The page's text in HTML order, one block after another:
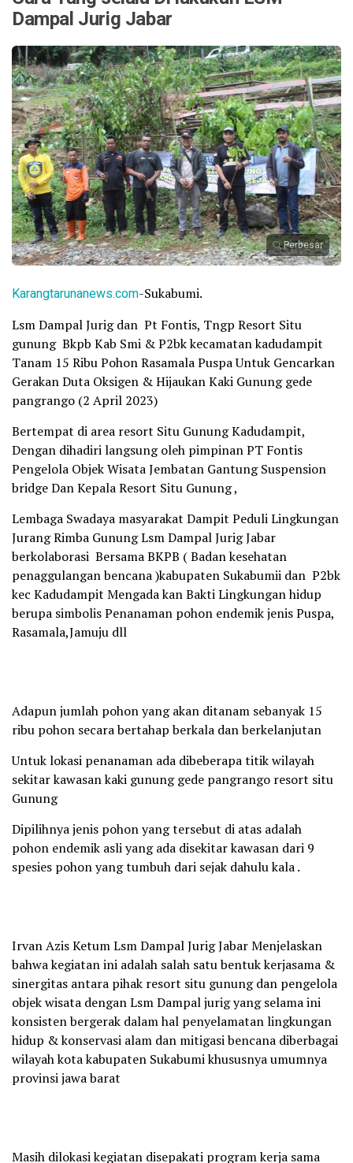
Dampal Jurig Jabar
Perbesar
Karangtarunanews.com-Sukabumi.
Lsm Dampal Jurig dan Pt Fontis, Tngp Resort Situ
gunung Bkpb Kab Smi & P2bk kecamatan kadudampit
Tanam 15 Ribu Pohon Rasamala Puspa Untuk Gencarkan
Gerakan Duta Oksigen & Hijaukan Kaki Gunung gede
pangrango (2 April 2023)
Bertempat di area resort Situ Gunung Kadudampit,
Dengan dihadiri langsung oleh pimpinan PT Fontis
Pengelola Objek Wisata Jembatan Gantung Suspension
bridge Dan Kepala Resort Situ Gunung ,
Lembaga Swadaya masyarakat Dampit Peduli Lingkungan
Jurang Rimba Gunung Lsm Dampal Jurig Jabar
berkolaborasi Bersama BKPB ( Badan kesehatan
penaggulangan bencana )kabupaten Sukabumii dan P2bk
kec Kadudampit Mengada kan Bakti Lingkungan hidup
berupa simbolis Penanaman pohon endemik jenis Puspa,
Rasamala,Jamuju dll
Adapun jumlah pohon yang akan ditanam sebanyak 15
ribu pohon secara bertahap berkala dan berkelanjutan
Untuk lokasi penanaman ada dibeberapa titik wilayah
sekitar kawasan kaki gunung gede pangrango resort situ
Gunung
Dipilihnya jenis pohon yang tersebut di atas adalah
pohon endemik asli yang ada disekitar kawasan dari 9
spesies pohon yang tumbuh dari sejak dahulu kala .
Irvan Azis Ketum Lsm Dampal Jurig Jabar Menjelaskan
bahwa kegiatan ini adalah salah satu bentuk kerjasama &
sinergitas antara pihak resort situ gunung dan pengelola
objek wisata dengan Lsm Dampal jurig yang selama ini
konsisten bergerak dalam hal penyelamatan lingkungan
hidup & konservasi alam dan mitigasi bencana diberbagai
wilayah kota kabupaten Sukabumi khususnya umumnya
provinsi jawa barat
Masih dilokasi kegiatan disepakati program kerja sama